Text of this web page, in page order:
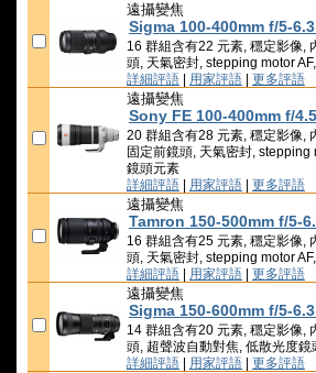
遠攝變焦
Sigma 100-400mm f/5-
16 群組含有22 元素, 穩定影像,
頭, 天氣密封, stepping motor
詳細評語 用家評語 更多評語
遠攝變焦
Sony FE 100-400mm f/
20 群組含有28 元素, 穩定影像,
固定前鏡頭, 天氣密封, stepping
鏡頭元素
詳細評語 用家評語 更多評語
遠攝變焦
Tamron 150-500mm f/5-
16 群組含有25 元素, 穩定影像,
頭, 天氣密封, stepping motor
詳細評語 用家評語 更多評語
遠攝變焦
Sigma 150-600mm f/5-
14 群組含有20 元素, 穩定影像,
頭, 超聲波自動對焦, 低散光度鏡
詳細評語 用家評語 更多評語